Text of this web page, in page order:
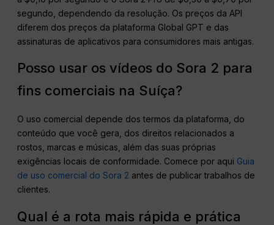
segundo, dependendo da resolução. Os preços da API
diferem dos preços da plataforma Global GPT e das
assinaturas de aplicativos para consumidores mais antigas.
Posso usar os vídeos do Sora 2 para
fins comerciais na Suíça?
O uso comercial depende dos termos da plataforma, do
conteúdo que você gera, dos direitos relacionados a
rostos, marcas e músicas, além das suas próprias
exigências locais de conformidade. Comece por aqui Guia
de uso comercial do Sora 2 antes de publicar trabalhos de
clientes.
Qual é a rota mais rápida e prática